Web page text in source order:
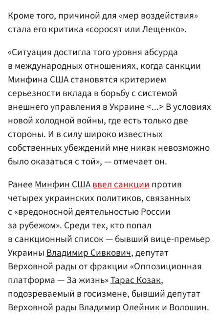
Кроме того, причиной для «мер воздействия»
стала его критика «соросят или Лещенко».
«Ситуация достигла того уровня абсурда
в международных отношениях, когда санкции
Минфина США становятся критерием
серьезности вклада в борьбу с системой
внешнего управления в Украине <...> В условиях
новой холодной войны, где есть только две
стороны. И в силу широко известных
собственных убеждений мне никак невозможно
было оказаться с той», — отмечает он.
РанееМинфин СШАввел санкциипротив
четырех украинских политиков, связанных
с «вредоносной деятельностью России
за рубежом». Среди тех, кто попал
в санкционный список — бывший вице-премьер
УкраиныВладимир Сивкович, депутат
Верховной рады от фракции «Оппозиционная
платформа — За жизнь»Тарас Козак,
подозреваемый в госизмене, бывший депутат
Верховной радыВладимир Олейники Волошин.